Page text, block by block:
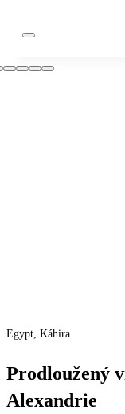
Egypt, Káhira
Prodloužený
Alexandrie